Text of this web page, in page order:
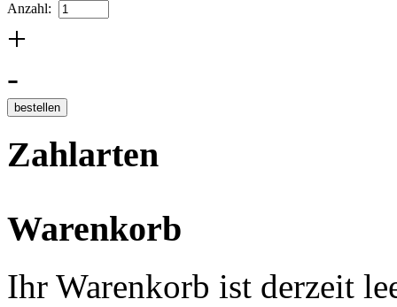
Anzahl:
+
-
Zahlarten
Warenkorb
Ihr Warenkorb ist derzeit